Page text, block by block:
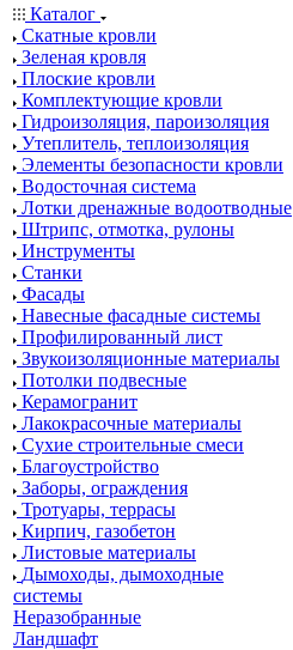
Каталог
Скатные кровли
Зеленая кровля
Плоские кровли
Комплектующие кровли
Гидроизоляция, пароизоляция
Утеплитель, теплоизоляция
Элементы безопасности кровли
Водосточная система
Лотки дренажные водоотводные
Штрипс, отмотка, рулоны
Инструменты
Станки
Фасады
Навесные фасадные системы
Профилированный лист
Звукоизоляционные материалы
Потолки подвесные
Керамогранит
Лакокрасочные материалы
Сухие строительные смеси
Благоустройство
Заборы, ограждения
Тротуары, террасы
Кирпич, газобетон
Листовые материалы
Дымоходы, дымоходные
системы
Неразобранные
Ландшафт